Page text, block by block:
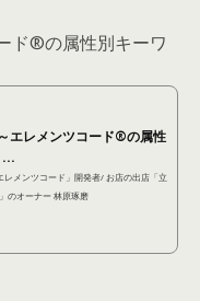
ド®の属性別キーワ
エレメンツコード®の属性
...
メンツコード」開発者/ お店の出店「立
のオーナー 林原琢磨